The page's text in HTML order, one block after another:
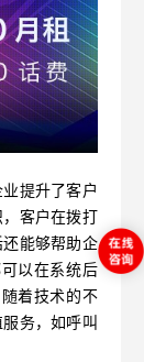
提升了客户
客户在拨打
能够帮助企
以在系统后
着技术的不
务，如呼叫